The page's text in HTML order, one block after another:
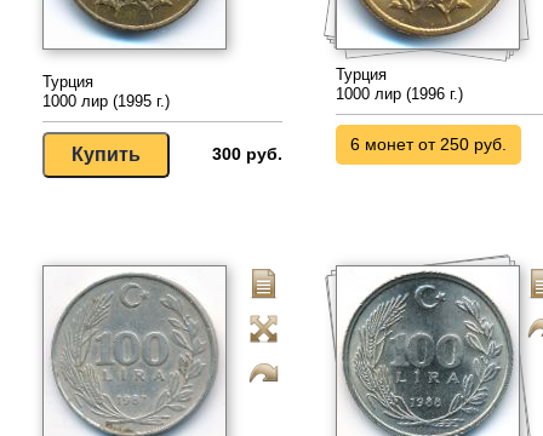
Турция
1000 лир (1995 г.)
300 руб.
Турция
1000 лир (1996 г.)
6 монет от 250 руб.